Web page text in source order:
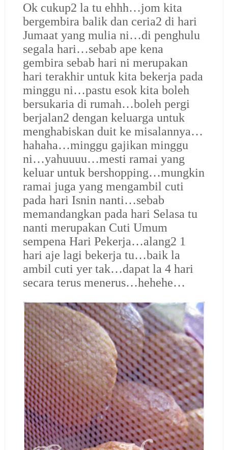
Ok cukup2 la tu ehhh…jom kita
bergembira balik dan ceria2 di hari
Jumaat yang mulia ni…di penghulu
segala hari…sebab ape kena
gembira sebab hari ni merupakan
hari terakhir untuk kita bekerja pada
minggu ni…pastu esok kita boleh
bersukaria di rumah…boleh pergi
berjalan2 dengan keluarga untuk
menghabiskan duit ke misalannya…
hahaha…minggu gajikan minggu
ni…yahuuuu…mesti ramai yang
keluar untuk bershopping…mungkin
ramai juga yang mengambil cuti
pada hari Isnin nanti…sebab
memandangkan pada hari Selasa tu
nanti merupakan Cuti Umum
sempena Hari Pekerja…alang2 1
hari aje lagi bekerja tu…baik la
ambil cuti yer tak…dapat la 4 hari
secara terus menerus…hehehe…